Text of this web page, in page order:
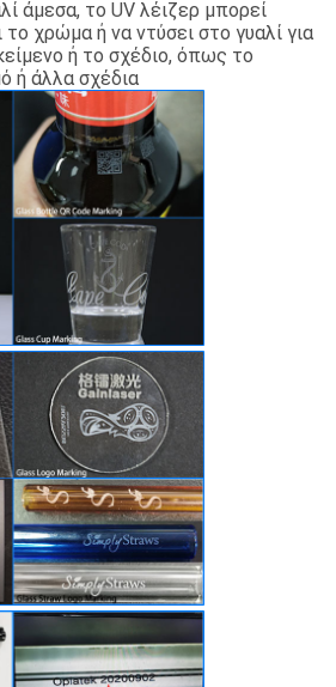
άμεσα, το UV λέιζερ μπορεί
χρώμα ή να ντύσει στο γυαλί για
ή το σχέδιο, όπως το
ή άλλα σχέδια